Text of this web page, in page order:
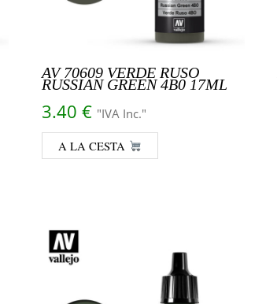
AV 70609 VERDE RUSO
RUSSIAN GREEN 4B0 17ML
3.40 € "IVA Inc."
A LA CESTA